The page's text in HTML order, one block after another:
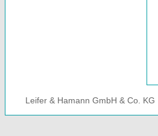
Leifer & Hamann GmbH & Co. KG